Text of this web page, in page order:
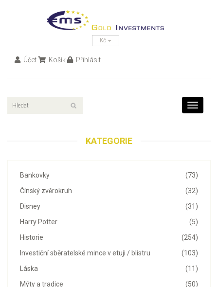
Kč
Účet Košík Přihlásit
Toggle
KATEGORIE
(73)
Bankovky
(32)
Čínský zvěrokruh
(31)
Disney
(5)
Harry Potter
(254)
Historie
(103)
Investiční sběratelské mince v etuji / blistru
(11)
Láska
(50)
Mýty a tradice